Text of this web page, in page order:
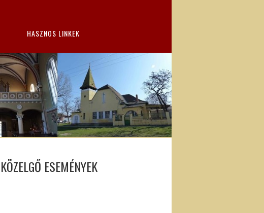
HASZNOS LINKEK
KÖZELGŐ ESEMÉNYEK